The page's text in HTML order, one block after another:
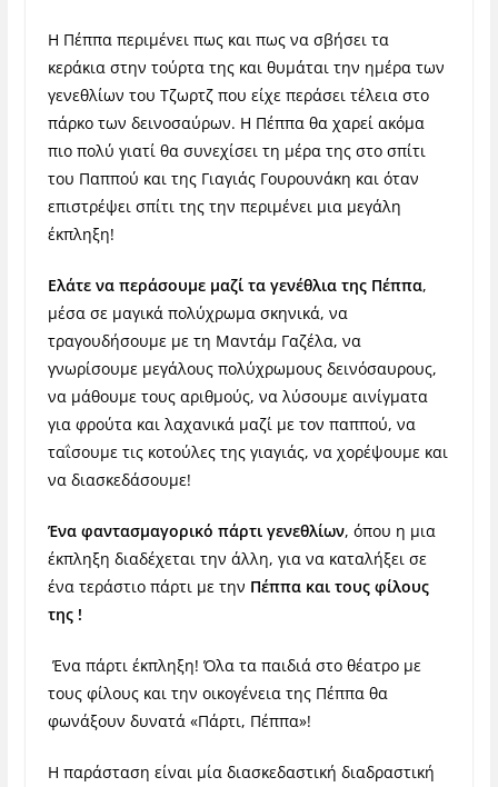
Η Πέππα περιμένει πως και πως να σβήσει τα
κεράκια στην τούρτα της και θυμάται την ημέρα των
γενεθλίων του Τζωρτζ που είχε περάσει τέλεια στο
πάρκο των δεινοσαύρων. Η Πέππα θα χαρεί ακόμα
πιο πολύ γιατί θα συνεχίσει τη μέρα της στο σπίτι
του Παππού και της Γιαγιάς Γουρουνάκη και όταν
επιστρέψει σπίτι της την περιμένει μια μεγάλη
έκπληξη!
Ελάτε να περάσουμε μαζί τα γενέθλια της Πέππα,
μέσα σε μαγικά πολύχρωμα σκηνικά, να
τραγουδήσουμε με τη Μαντάμ Γαζέλα, να
γνωρίσουμε μεγάλους πολύχρωμους δεινόσαυρους,
να μάθουμε τους αριθμούς, να λύσουμε αινίγματα
για φρούτα και λαχανικά μαζί με τον παππού, να
ταΐσουμε τις κοτούλες της γιαγιάς, να χορέψουμε και
να διασκεδάσουμε!
Ένα φαντασμαγορικό πάρτι γενεθλίων, όπου η μια
έκπληξη διαδέχεται την άλλη, για να καταλήξει σε
ένα τεράστιο πάρτι με την Πέππα και τους φίλους
της !
Ένα πάρτι έκπληξη! Όλα τα παιδιά στο θέατρο με
τους φίλους και την οικογένεια της Πέππα θα
φωνάξουν δυνατά «Πάρτι, Πέππα»!
Η παράσταση είναι μία διασκεδαστική διαδραστική